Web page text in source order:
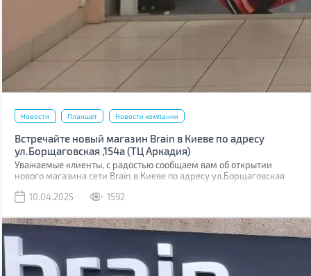
Новости Планшет Новости компании
Встречайте новый магазин Brain в Киеве по адресу
ул.Борщаговская ,154а (ТЦ Аркадия)
Уважаемые клиенты, с радостью сообщаем вам об открытии
нового магазина сети Brain в Киеве по адресу ул.Борщаговская
10.04.2025
1592